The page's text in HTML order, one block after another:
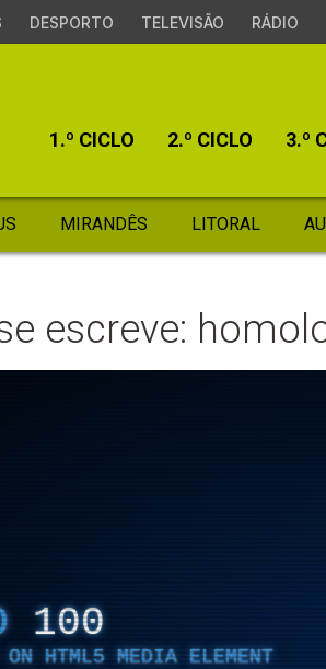
DESPORTO TELEVISÃO RÁDIO
1.º CICLO 2.º CICLO 3.º
MIRANDÊS LITORAL
escreve:
100
ON HTML5 MEDIA ELEMENT